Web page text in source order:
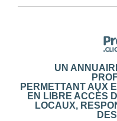
UN
PERMETTANT AUX
EN LIBRE ACCÈS
LOCAUX,